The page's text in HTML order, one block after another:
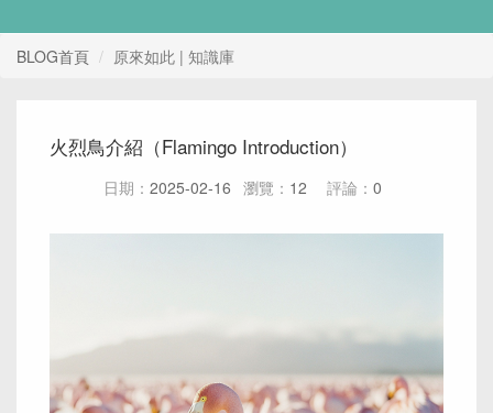
BLOG首頁 原來如此 | 知識庫
火烈鳥介紹（Flamingo Introduction）
日期： 2025-02-16 瀏覽： 12 評論： 0